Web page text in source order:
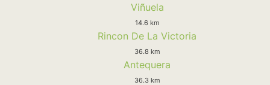
Viñuela
14.6 km
Rincon De La Victoria
36.8 km
Antequera
36.3 km